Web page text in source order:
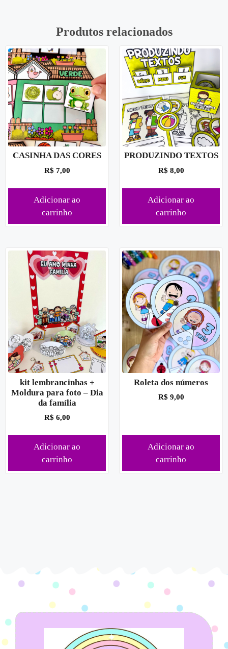
Produtos relacionados
CASINHA DAS CORES
R$ 7,00
Adicionar ao
carrinho
PRODUZINDO TEXTOS
R$ 8,00
Adicionar ao
carrinho
kit lembrancinhas +
Moldura para foto – Dia
da família
R$ 6,00
Adicionar ao
carrinho
Roleta dos números
R$ 9,00
Adicionar ao
carrinho